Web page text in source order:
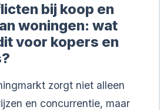
bij koop en
woningen: wat
voor kopers en
zorgt niet alleen
en concurrentie, maar